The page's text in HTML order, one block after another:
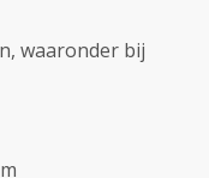
waaronder bij